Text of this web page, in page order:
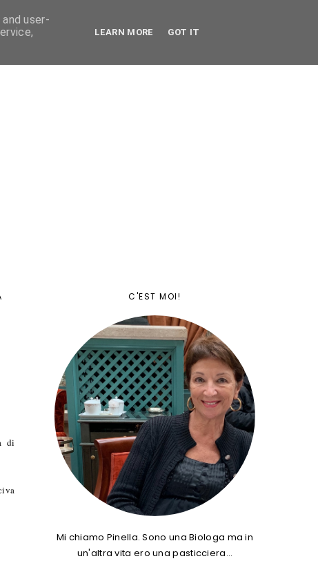
di
C'EST MOI!
Mi chiamo Pinella. Sono una Biologa ma in
un'altra vita ero una pasticciera…
user-
LEARN MORE GOT IT